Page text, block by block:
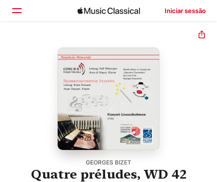
Iniciar sessão
GEORGES BIZET
Quatre préludes, WD 42